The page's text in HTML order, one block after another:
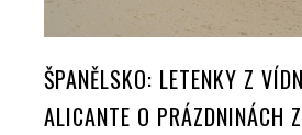
ŠPANĚLSKO: LETENKY Z
ALICANTE O PRÁZDNINÁCH